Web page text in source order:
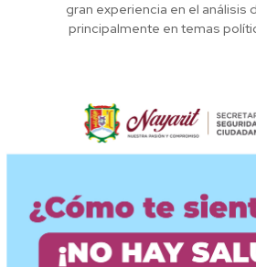
gran experiencia en el análisis
principalmente en temas